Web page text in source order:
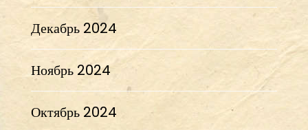
Декабрь 2024
Ноябрь 2024
Октябрь 2024